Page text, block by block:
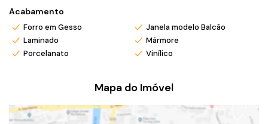
*Ligue ou envie WhatsApp (47) 9 9705-6188. Siga nosso
Acabamento
Forro em Gesso
Janela modelo Balcão
Laminado
Mármore
Porcelanato
Vinílico
Mapa do Imóvel